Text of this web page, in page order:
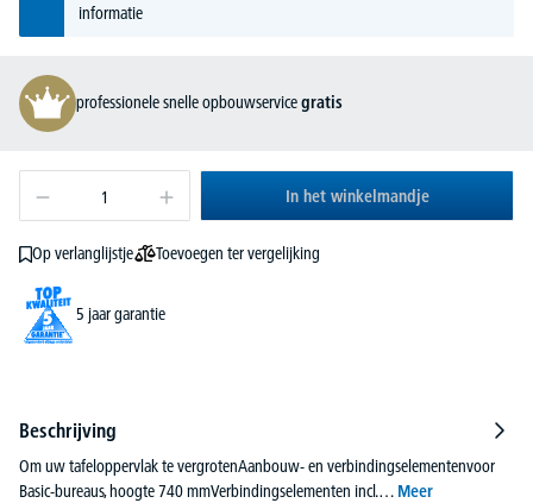
informatie
professionele snelle opbouwservicegratis
In het winkelmandje
Op verlanglijstje Toevoegen ter vergelijking
5 jaar garantie
Beschrijving
Om uw tafeloppervlak te vergrotenAanbouw- en verbindingselementenvoor
Basic-bureaus, hoogte 740 mmVerbindingselementen incl.… Meer